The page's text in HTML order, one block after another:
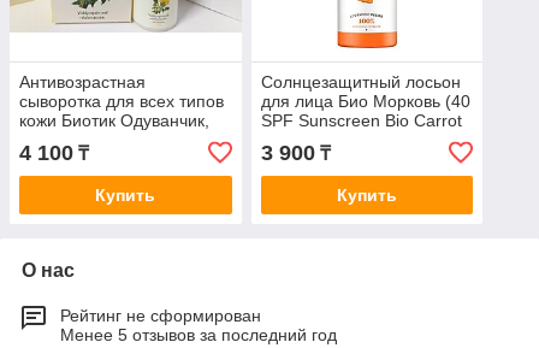
Антивозрастная
сыворотка для всех типов
кожи Биотик Одуванчик,
40мл,BIOTIQUE BIO
DANDELION AGELESS
SERUM
4 100 ₸
Купить
Солнцезащитный лосьон
для лица Био Морковь (40
SPF Sunscreen Bio Carrot
BIOTIQUE), 120 мл.
3 900₸
Купить
О нас
Рейтинг не сформирован
Менее 5 отзывов за последний год